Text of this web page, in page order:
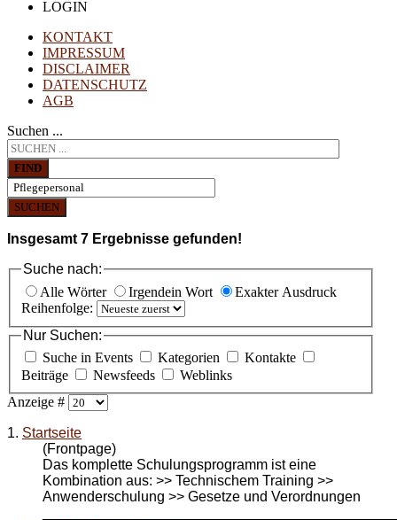
LOGIN
KONTAKT
IMPRESSUM
DISCLAIMER
DATENSCHUTZ
AGB
Suchen ...
FIND
SUCHEN
Insgesamt 7 Ergebnisse gefunden!
Suche nach:
Alle Wörter
Irgendein Wort
Exakter Ausdruck
Reihenfolge:
Nur Suchen:
Suche in Events
Kategorien
Kontakte
Beiträge
Newsfeeds
Weblinks
Anzeige #
1. Startseite
(Frontpage)
Das komplette Schulungsprogramm ist eine
Kombination aus: >> Technischem Training >>
Anwenderschulung >> Gesetze und Verordnungen